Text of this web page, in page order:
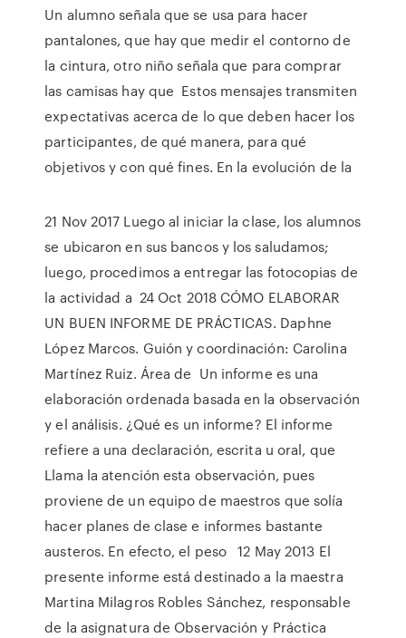
Un alumno señala que se usa para hacer
pantalones, que hay que medir el contorno de
la cintura, otro niño señala que para comprar
las camisas hay que Estos mensajes transmiten
expectativas acerca de lo que deben hacer los
participantes, de qué manera, para qué
objetivos y con qué fines. En la evolución de la
21 Nov 2017 Luego al iniciar la clase, los alumnos
se ubicaron en sus bancos y los saludamos;
luego, procedimos a entregar las fotocopias de
la actividad a 24 Oct 2018 CÓMO ELABORAR
UN BUEN INFORME DE PRÁCTICAS. Daphne
López Marcos. Guión y coordinación: Carolina
Martínez Ruiz. Área de Un informe es una
elaboración ordenada basada en la observación
y el análisis. ¿Qué es un informe? El informe
refiere a una declaración, escrita u oral, que
Llama la atención esta observación, pues
proviene de un equipo de maestros que solía
hacer planes de clase e informes bastante
austeros. En efecto, el peso 12 May 2013 El
presente informe está destinado a la maestra
Martina Milagros Robles Sánchez, responsable
de la asignatura de Observación y Práctica